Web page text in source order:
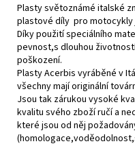
Plasty světoznámé italské
plastové díly pro motocykly
Díky použití speciálního
pevnost,s dlouhou
poškození.
Plasty Acerbis vyráběné v
všechny mají originální
Jsou tak zárukou vysoké
kvalitu svého zboží ručí a
které jsou od něj